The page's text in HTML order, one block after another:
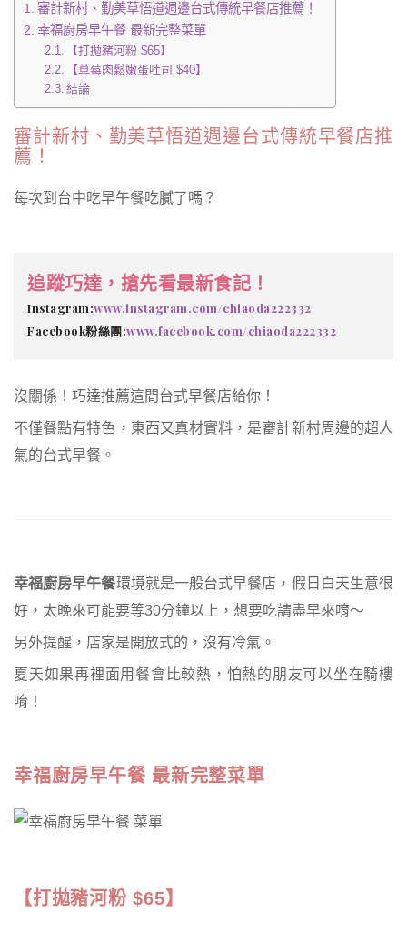
審計新村、勤美草悟道週邊台式傳統早餐店推薦！
幸福廚房早午餐 最新完整菜單
【打拋豬河粉 $65】
【草莓肉鬆嫩蛋吐司 $40】
結論
審計新村、勤美草悟道週邊台式傳統早餐店推
薦！
每次到台中吃早午餐吃膩了嗎？
追蹤巧達，搶先看最新食記！
Instagram:www.instagram.com/chiaoda222332
Facebook粉絲團:www.facebook.com/chiaoda222332
沒關係！巧達推薦這間台式早餐店給你！
不僅餐點有特色，東西又真材實料，是審計新村周邊的超人
氣的台式早餐。
幸福廚房早午餐環境就是一般台式早餐店，假日白天生意很
好，太晚來可能要等30分鐘以上，想要吃請盡早來唷～
另外提醒，店家是開放式的，沒有冷氣。
夏天如果再裡面用餐會比較熱，怕熱的朋友可以坐在騎樓
唷！
幸福廚房早午餐 最新完整菜單
【打拋豬河粉 $65】